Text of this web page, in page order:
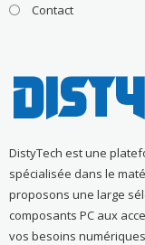
Contact
DistyTech est une
spécialisée dans le
proposons une large
composants PC aux
vos besoins